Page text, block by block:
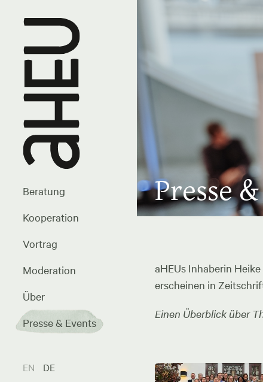
Beratung
Kooperation
Vortrag
Moderation
Über
Presse & Events
EN DE
Presse
aHEUs Inhaberin
erscheinen in
Einen Überblick über